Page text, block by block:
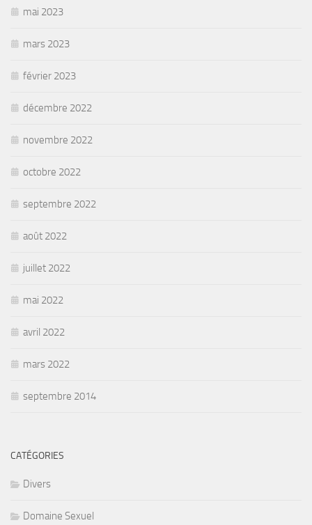
mai 2023
mars 2023
février 2023
décembre 2022
novembre 2022
octobre 2022
septembre 2022
août 2022
juillet 2022
mai 2022
avril 2022
mars 2022
septembre 2014
CATÉGORIES
Divers
Domaine Sexuel